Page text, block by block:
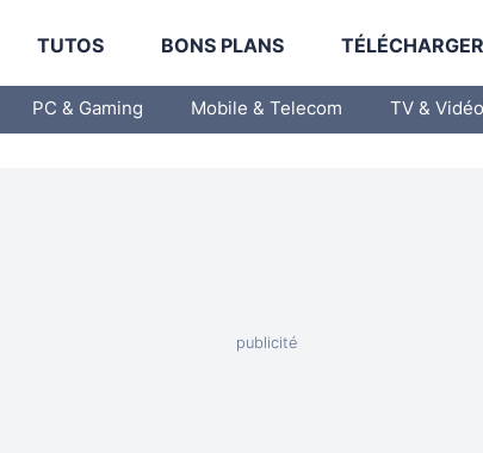
TUTOS BONS PLANS
PC & Gaming Mobile & Telecom TV & Vidéo